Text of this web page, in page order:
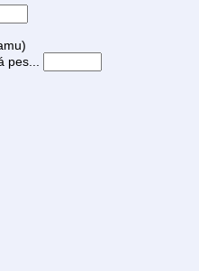
pes...